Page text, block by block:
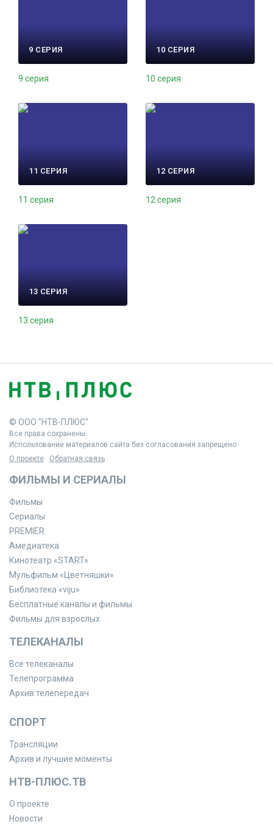
9 СЕРИЯ
9 серия
10 СЕРИЯ
10 серия
11 СЕРИЯ
11 серия
12 СЕРИЯ
12 серия
13 СЕРИЯ
13 серия
© ООО "НТВ-ПЛЮС"
Все права сохранены.
Использование материалов сайта без согласования запрещено.
О проекте
Обратная связь
ФИЛЬМЫ И СЕРИАЛЫ
Фильмы
Сериалы
PREMIER
Амедиатека
Кинотеатр «START»
Мульфильм «Цветняшки»
Библиотека «viju»
Бесплатные каналы и фильмы
Фильмы для взрослых
ТЕЛЕКАНАЛЫ
Все телеканалы
Телепрограмма
Архив телепередач
СПОРТ
Трансляции
Архив и лучшие моменты
НТВ-ПЛЮС.ТВ
О проекте
Новости